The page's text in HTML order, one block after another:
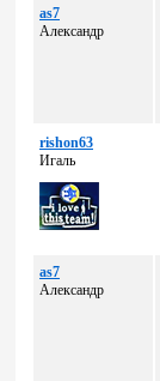
as7
Александр
rishon63
Игаль
as7
Александр